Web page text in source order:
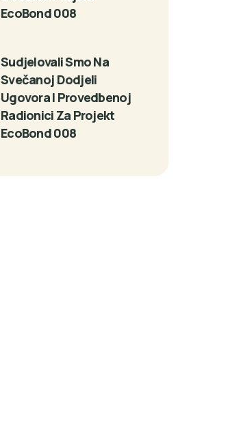
EcoBond 008
Sudjelovali Smo Na
Svečanoj Dodjeli
Ugovora I Provedbenoj
Radionici Za Projekt
EcoBond 008